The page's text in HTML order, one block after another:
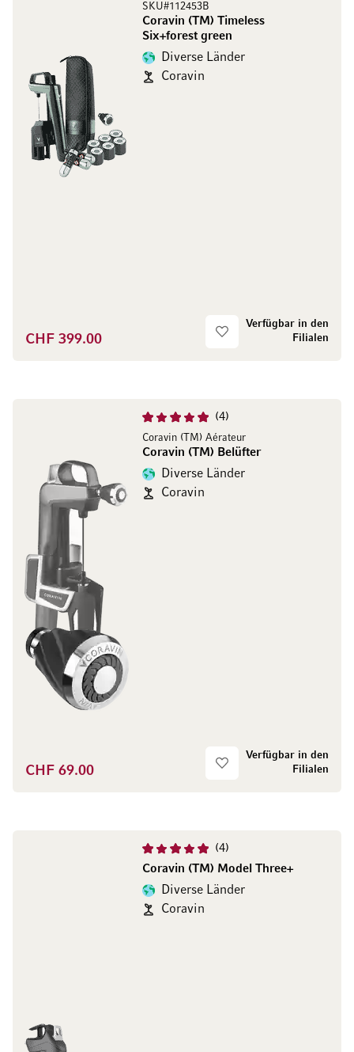
SKU#112453B
Coravin (TM) Timeless
Six+forest green
Diverse Länder
Coravin
CHF 399.00
Verfügbar in den
Filialen
4
Coravin (TM) Aérateur
Coravin (TM) Belüfter
Diverse Länder
Coravin
CHF 69.00
Verfügbar in den
Filialen
4
Coravin (TM) Model Three+
Diverse Länder
Coravin